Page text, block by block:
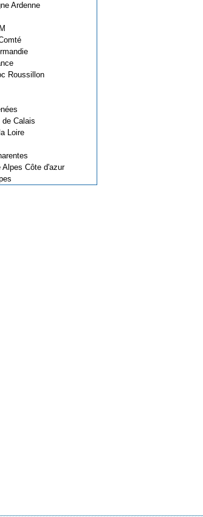
Ardenne
Roussillon
de Calais
Loire
Alpes Côte d'azur